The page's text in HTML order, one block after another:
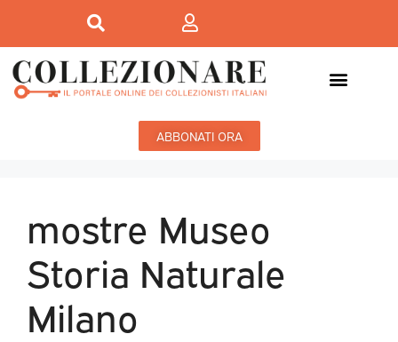
ABBONATI ORA
mostre Museo
Storia Naturale
Milano